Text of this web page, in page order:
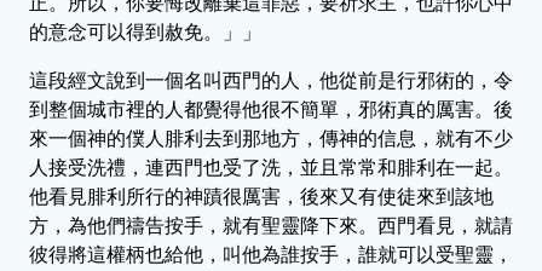
的意念可以得到赦免。」」
這段經文說到一個名叫西門的人，他從前是行邪術的，令
到整個城市裡的人都覺得他很不簡單，邪術真的厲害。後
來一個神的僕人腓利去到那地方，傳神的信息，就有不少
人接受洗禮，連西門也受了洗，並且常常和腓利在一起。
他看見腓利所行的神蹟很厲害，後來又有使徒來到該地
方，為他們禱告按手，就有聖靈降下來。西門看見，就請
彼得將這權柄也給他，叫他為誰按手，誰就可以受聖靈，